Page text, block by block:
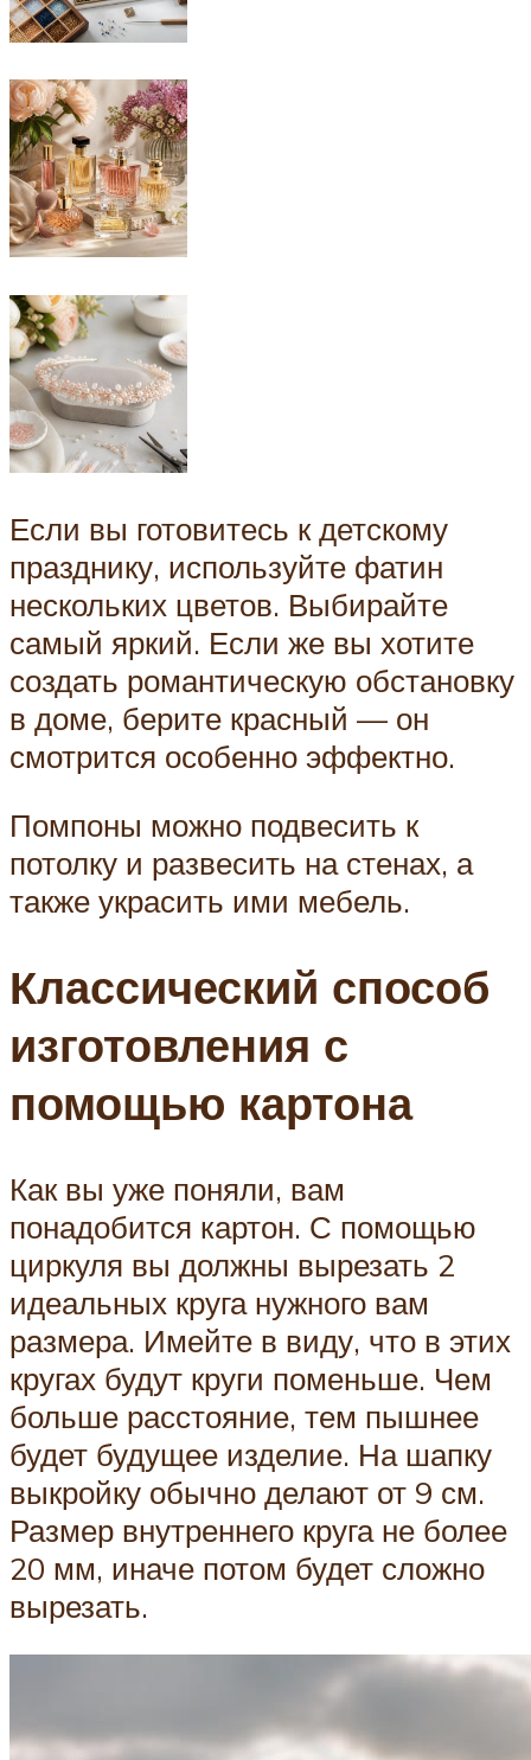
Если вы готовитесь к детскому
празднику, используйте фатин
нескольких цветов. Выбирайте
самый яркий. Если же вы хотите
создать романтическую обстановку
в доме, берите красный — он
смотрится особенно эффектно.
Помпоны можно подвесить к
потолку и развесить на стенах, а
также украсить ими мебель.
Классический способ
изготовления с
помощью картона
Как вы уже поняли, вам
понадобится картон. С помощью
циркуля вы должны вырезать 2
идеальных круга нужного вам
размера. Имейте в виду, что в этих
кругах будут круги поменьше. Чем
больше расстояние, тем пышнее
будет будущее изделие. На шапку
выкройку обычно делают от 9 см.
Размер внутреннего круга не более
20 мм, иначе потом будет сложно
вырезать.